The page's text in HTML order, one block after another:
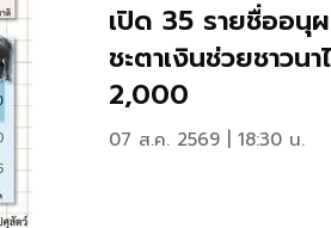
เปิด 35 รายชื่ออนุ
ชะตาเงินช่วยชาวน
2,000
07 ส.ค. 2569 | 18:30 น.